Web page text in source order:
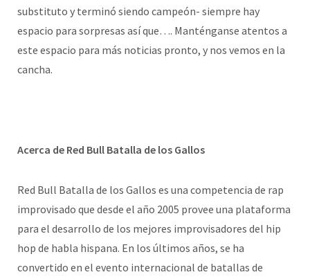
substituto y terminó siendo campeón- siempre hay
espacio para sorpresas así que…. Manténganse atentos a
este espacio para más noticias pronto, y nos vemos en la
cancha.
Acerca de Red Bull Batalla de los Gallos
Red Bull Batalla de los Gallos es una competencia de rap
improvisado que desde el año 2005 provee una plataforma
para el desarrollo de los mejores improvisadores del hip
hop de habla hispana. En los últimos años, se ha
convertido en el evento internacional de batallas de